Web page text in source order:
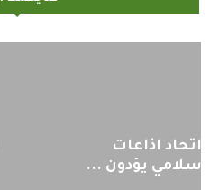
اليوم : المشاركة
لمنظمي